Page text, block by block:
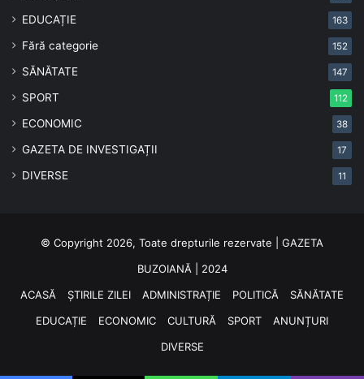
EDUCAȚIE 163
Fără categorie 152
SĂNĂTATE 147
SPORT 112
ECONOMIC 38
GAZETA DE INVESTIGAȚII 17
DIVERSE 11
© Copyright 2026, Toate drepturile rezervate | GAZETA
BUZOIANĂ | 2024
ACASĂ
ȘTIRILE ZILEI ADMINISTRAȚIE POLITICĂ
SĂNĂTATE
EDUCAȚIE
ECONOMIC CULTURĂ SPORT
ANUNȚURI
DIVERSE